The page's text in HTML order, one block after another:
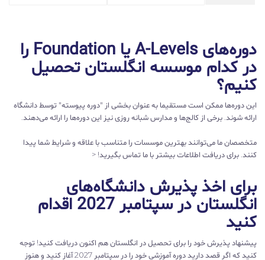
دوره‌های A-Levels یا Foundation را
در کدام موسسه انگلستان تحصیل
کنیم؟
این دوره‌ها ممکن است مستقیما به عنوان بخشی از "دوره پیوسته" توسط دانشگاه
ارائه شوند. برخی از کالج‌ها و مدارس شبانه روزی نیز این دوره‌ها را ارائه می‌دهند.
متخصصان ما می‌توانند بهترین موسسات را متناسب با علاقه و شرایط شما پیدا
کنند. برای دریافت اطلاعات بیشتر با ما تماس بگیرید! <
برای اخذ پذیرش دانشگاه‌های
انگلستان در سپتامبر 2027 اقدام
کنید
پیشنهاد پذیرش خود را برای تحصیل در انگلستان هم اکنون دریافت کنید! توجه
کنید که اگر قصد دارید دوره آموزشی خود را در سپتامبر 2027 آغاز کنید و هنوز